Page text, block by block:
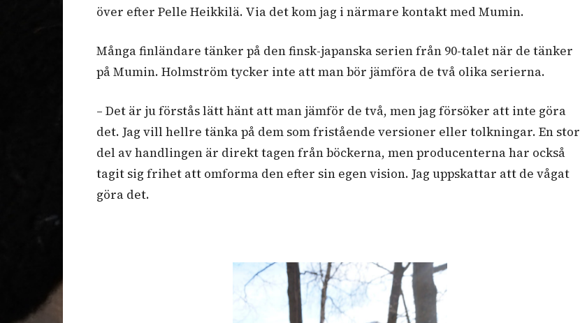
över efter Pelle Heikkilä. Via det kom jag i närmare kontakt med Mumin.
Många finländare tänker på den finsk-japanska serien från 90-talet när de tänker
på Mumin. Holmström tycker inte att man bör jämföra de två olika serierna.
– Det är ju förstås lätt hänt att man jämför de två, men jag försöker att inte göra
det. Jag vill hellre tänka på dem som fristående versioner eller tolkningar. En stor
del av handlingen är direkt tagen från böckerna, men producenterna har också
tagit sig frihet att omforma den efter sin egen vision. Jag uppskattar att de vågat
göra det.